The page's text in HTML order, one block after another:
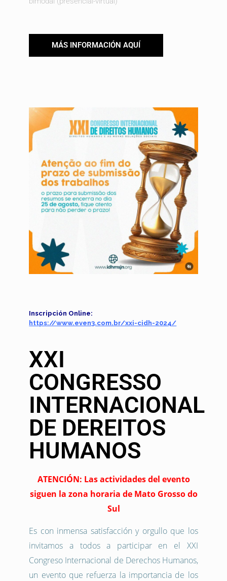
MÁS INFORMACIÓN AQUÍ
Inscripción Online:
https://www.even3.com.br/xxi-cidh-2024/
XXI
CONGRESSO
INTERNACIONAL
DE DEREITOS
HUMANOS
ATENCIÓN: Las actividades del evento
siguen la zona horaria de Mato Grosso do
Sul
Es con inmensa satisfacción y orgullo que los
invitamos a todos a participar en el XXI
Congreso Internacional de Derechos Humanos,
un evento que refuerza la importancia de los